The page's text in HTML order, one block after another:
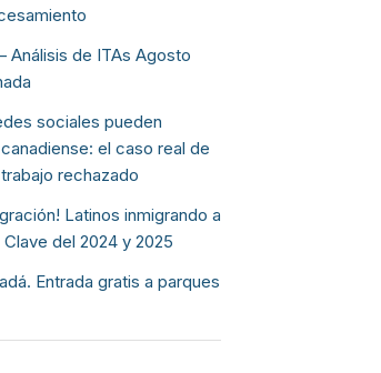
Análisis de ITAs Agosto
sociales pueden
el caso real de
rechazado
Latinos inmigrando a
del 2024 y 2025
Entrada gratis a parques